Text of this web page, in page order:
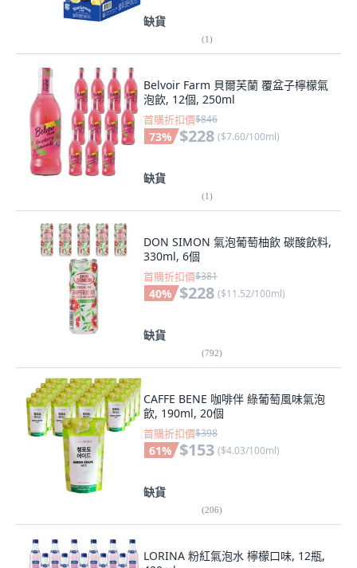
缺貨
(1)
Belvoir Farm 貝爾芙蘭 覆盆子檸檬氣
泡飲, 12個, 250ml
首購折扣價$846
73% $228 ($7.60/100ml)
缺貨
(1)
DON SIMON 氣泡葡萄柚飲 碳酸飲料,
330ml, 6個
首購折扣價$381
40% $228 ($11.52/100ml)
缺貨
(792)
CAFFE BENE 咖啡伴 綠葡萄風味氣泡
飲, 190ml, 20個
首購折扣價$398
61% $153 ($4.03/100ml)
缺貨
(206)
LORINA 粉紅氣泡水 檸檬口味, 12瓶,